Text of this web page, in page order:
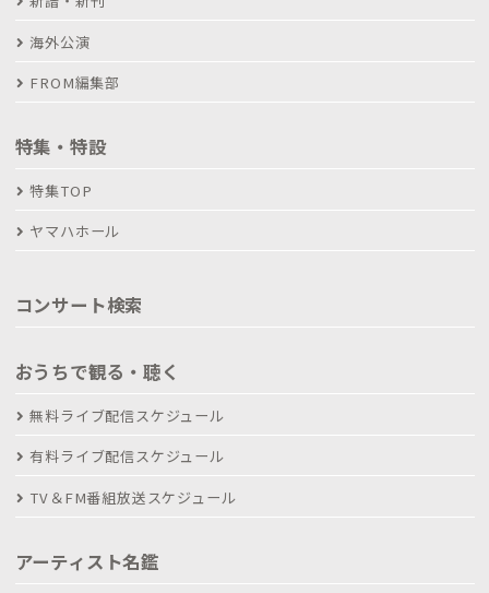
海外公演
FROM編集部
特集・特設
特集TOP
ヤマハホール
コンサート検索
おうちで観る・聴く
無料ライブ配信スケジュール
有料ライブ配信スケジュール
TV＆FM番組放送スケジュール
アーティスト名鑑